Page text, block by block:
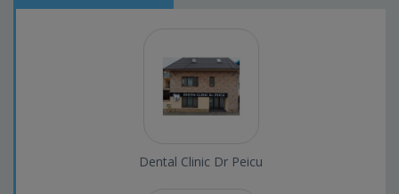
Dental Clinic Dr Peicu